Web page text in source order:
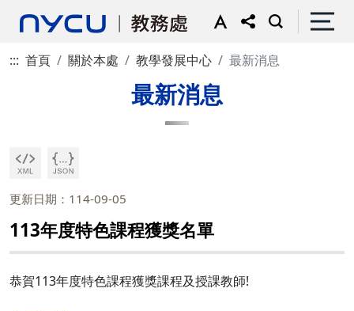
::: 首頁 關於本處 教學發展中心 最新消息
最新消息
更新日期：114-09-05
113年度特色課程獲獎名單
恭賀113年度特色課程獲獎課程及授課教師!